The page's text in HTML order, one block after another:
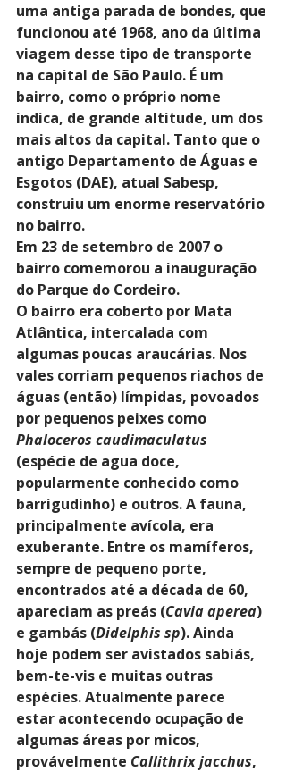
uma antiga parada de bondes, que
funcionou até 1968, ano da última
viagem desse tipo de transporte
na capital de São Paulo. É um
bairro, como o próprio nome
indica, de grande altitude, um dos
mais altos da capital. Tanto que o
antigo Departamento de Águas e
Esgotos (DAE), atual Sabesp,
construiu um enorme reservatório
no bairro.
Em 23 de setembro de 2007 o
bairro comemorou a inauguração
do Parque do Cordeiro.
O bairro era coberto por Mata
Atlântica, intercalada com
algumas poucas araucárias. Nos
vales corriam pequenos riachos de
águas (então) límpidas, povoados
por pequenos peixes como
Phaloceros caudimaculatus
(espécie de agua doce,
popularmente conhecido como
barrigudinho) e outros. A fauna,
principalmente avícola, era
exuberante. Entre os mamíferos,
sempre de pequeno porte,
encontrados até a década de 60,
apareciam as preás (Cavia aperea)
e gambás (Didelphis sp). Ainda
hoje podem ser avistados sabiás,
bem-te-vis e muitas outras
espécies. Atualmente parece
estar acontecendo ocupação de
algumas áreas por micos,
provávelmente Callithrix jacchus,